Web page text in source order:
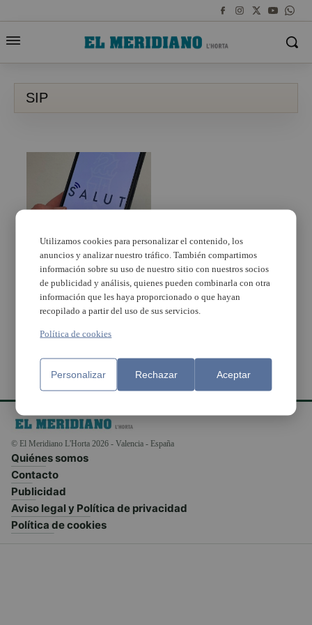
SIP
La SIP virtual o el
acceso a imágenes
clínicas, entre las
novedades de la APP
GVA+Salut
© El Meridiano L'Horta 2026 - Valencia - España
Quiénes somos
Contacto
Publicidad
Aviso legal y Política de privacidad
Política de cookies
Utilizamos cookies para personalizar el contenido, los
anuncios y analizar nuestro tráfico. También compartimos
información sobre su uso de nuestro sitio con nuestros socios
de publicidad y análisis, quienes pueden combinarla con otra
información que les haya proporcionado o que hayan
recopilado a partir del uso de sus servicios.
Política de cookies
Personalizar Rechazar Aceptar